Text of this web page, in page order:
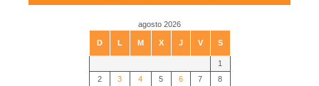
agosto 2026
D L M X J V S
1
2
3 4 5 6 7
8